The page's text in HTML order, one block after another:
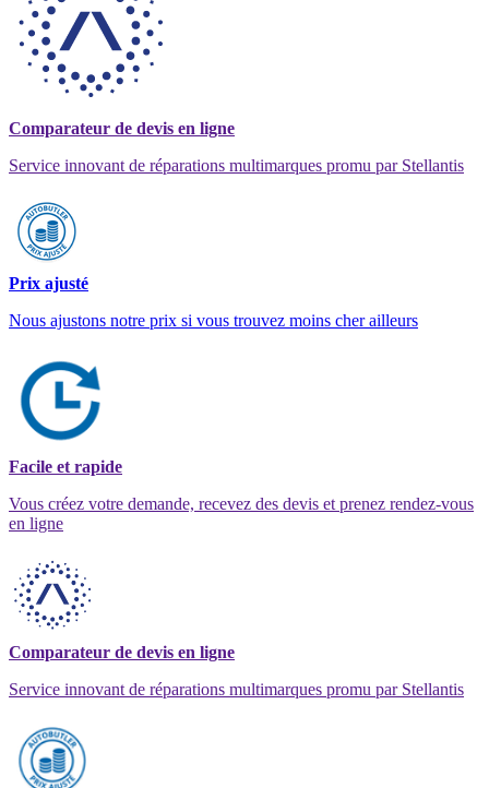
Comparateur de devis en ligne
Service innovant de réparations multimarques promu par Stellantis
Prix ajusté
Nous ajustons notre prix si vous trouvez moins cher ailleurs
Facile et rapide
Vous créez votre demande, recevez des devis et prenez rendez-vous
en ligne
Comparateur de devis en ligne
Service innovant de réparations multimarques promu par Stellantis